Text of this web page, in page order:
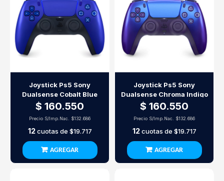
Joystick Ps5 Sony
Dualsense Cobalt Blue
$ 160.550
Precio S/Imp.Nac. $132.686
12cuotas de $19.717
AGREGAR
Joystick Ps5 Sony
Dualsense Chroma Indigo
$ 160.550
Precio S/Imp.Nac. $132.686
12cuotas de $19.717
AGREGAR